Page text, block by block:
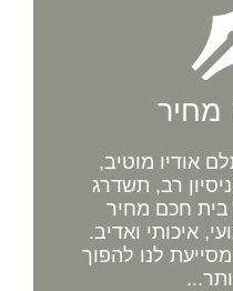
מחיר
אודיו מוטיב,
רב, תשדרג
חכם מחיר
איכותי ואדיב.
לנו להפוך